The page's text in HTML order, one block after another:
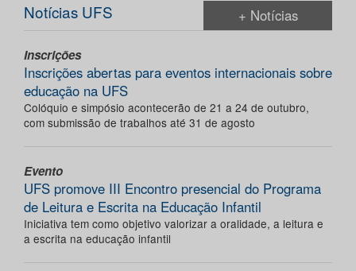
Notícias UFS + Notícias
Inscrições
Inscrições abertas para eventos internacionais sobre
educação na UFS
Colóquio e simpósio acontecerão de 21 a 24 de outubro,
com submissão de trabalhos até 31 de agosto
Evento
UFS promove III Encontro presencial do Programa
de Leitura e Escrita na Educação Infantil
Iniciativa tem como objetivo valorizar a oralidade, a leitura e
a escrita na educação infantil